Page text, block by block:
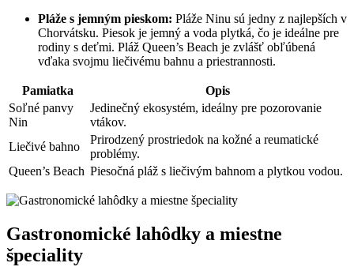
Pláže s jemným pieskom: Pláže Ninu sú jedny z najlepších v
Chorvátsku. Piesok je jemný a voda plytká, čo je ideálne pre
rodiny s deťmi. Pláž Queen’s Beach je zvlášť obľúbená
vďaka svojmu liečivému bahnu a priestrannosti.
Pamiatka
Opis
Soľné panvy
Nin
Jedinečný ekosystém, ideálny pre pozorovanie
vtákov.
Liečivé bahno
Prirodzený prostriedok na kožné a reumatické
problémy.
Queen’s Beach Piesočná pláž s liečivým bahnom a plytkou vodou.
Gastronomické lahôdky a miestne
špeciality